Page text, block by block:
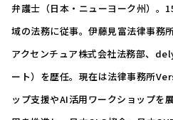
弁護士（日本・ニューヨーク州）。
域の法務に従事。伊藤見富法律事務
アクセンチュア株式会社法務部、
ート）を歴任。現在は法律事務所
ップ支援やAI活用ワークショップを